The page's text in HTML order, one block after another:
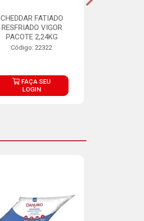
CHEDDAR FATIADO
RESFRIADO VIGOR
PACOTE 2,24KG
Código: 22322
FAÇA SEU
LOGIN